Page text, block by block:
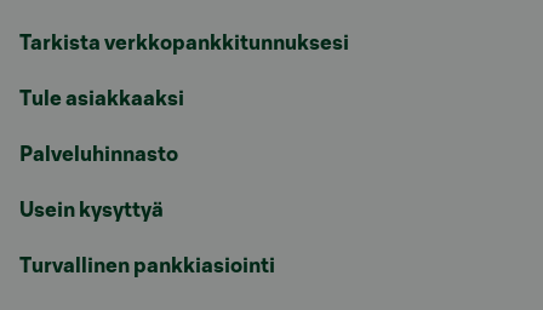
Tarkista verkkopankkitunnuksesi
Tule asiakkaaksi
Palveluhinnasto
Usein kysyttyä
Turvallinen pankkiasiointi